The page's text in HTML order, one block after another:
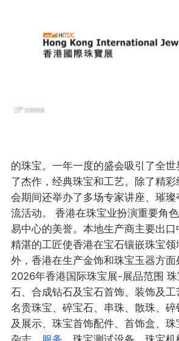
的珠宝。一年一度的盛会吸引了全
了杰作，经典珠宝和工艺。除了精
会期间还举办了多场专家讲座、璀
流活动。 香港在珠宝业扮演重要角
易中心的美誉。本地生产商主要出
精湛的工匠使香港在宝石镶嵌珠宝
外，香港在生产金饰和珠宝玉器方面
2026年香港国际珠宝展-展品范围
石、合成钻石及宝石首饰、装饰及工
名贵珠宝、碎宝石、串珠、散珠、
及展示、珠宝首饰配件、首饰盒、珠